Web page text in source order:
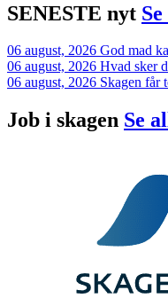
SENESTE nyt
06 august, 2026 God mad
06 august, 2026 Hvad sker
06 august, 2026 Skagen får
Job i skagen Se